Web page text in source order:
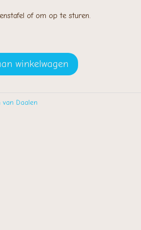
of om op te sturen.
winkelwagen
van Daalen